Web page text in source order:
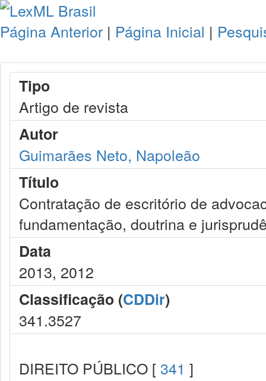
Página Anterior | Página Inicial |
Tipo
Artigo de revista
Autor
Guimarães Neto, Napoleão
Título
Contratação de escritório de
fundamentação, doutrina e
Data
2013, 2012
Classificação (CDDir)
341.3527
DIREITO PÚBLICO [ 341 ]